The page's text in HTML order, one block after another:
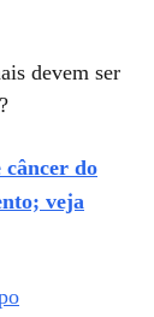
devem ser
do
veja